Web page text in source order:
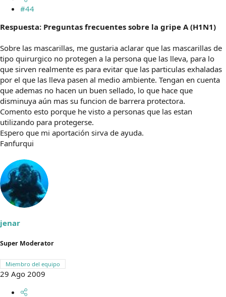
#44
Respuesta: Preguntas frecuentes sobre la gripe A (H1N1)
Sobre las mascarillas, me gustaria aclarar que las mascarillas de
tipo quirurgico no protegen a la persona que las lleva, para lo
que sirven realmente es para evitar que las particulas exhaladas
por el que las lleva pasen al medio ambiente. Tengan en cuenta
que ademas no hacen un buen sellado, lo que hace que
disminuya aún mas su funcion de barrera protectora.
Comento esto porque he visto a personas que las estan
utilizando para protegerse.
Espero que mi aportación sirva de ayuda.
Fanfurqui
jenar
Super Moderator
Miembro del equipo
29 Ago 2009